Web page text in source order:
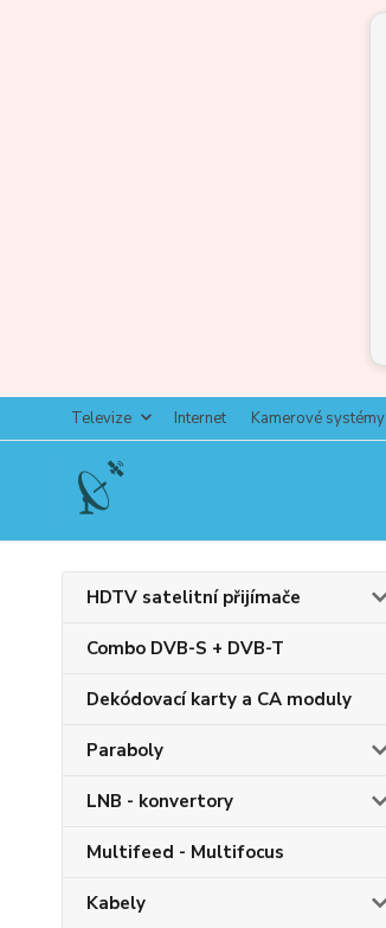
Televize Internet Kamerové systémy
HDTV satelitní přijímače
Combo DVB-S + DVB-T
Dekódovací karty a CA moduly
Paraboly
LNB - konvertory
Multifeed - Multifocus
Kabely